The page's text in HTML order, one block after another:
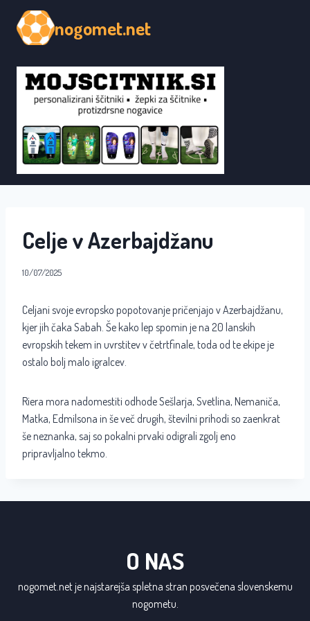
content
nogomet.net
Celje v Azerbajdžanu
10/07/2025
Celjani svoje evropsko popotovanje pričenjajo v Azerbajdžanu,
kjer jih čaka Sabah. Še kako lep spomin je na 20 lanskih
evropskih tekem in uvrstitev v četrtfinale, toda od te ekipe je
ostalo bolj malo igralcev.
Riera mora nadomestiti odhode Sešlarja, Svetlina, Nemaniča,
Matka, Edmilsona in še več drugih, številni prihodi so zaenkrat
še neznanka, saj so pokalni prvaki odigrali zgolj eno
pripravljalno tekmo.
O NAS
nogomet.net je najstarejša spletna stran posvečena slovenskemu
nogometu.